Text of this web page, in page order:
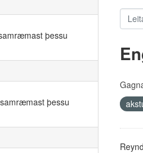
þessu
þessu